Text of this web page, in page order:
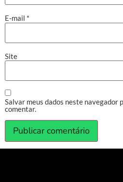
E-mail *
Site
Salvar meus dados neste navegador
comentar.